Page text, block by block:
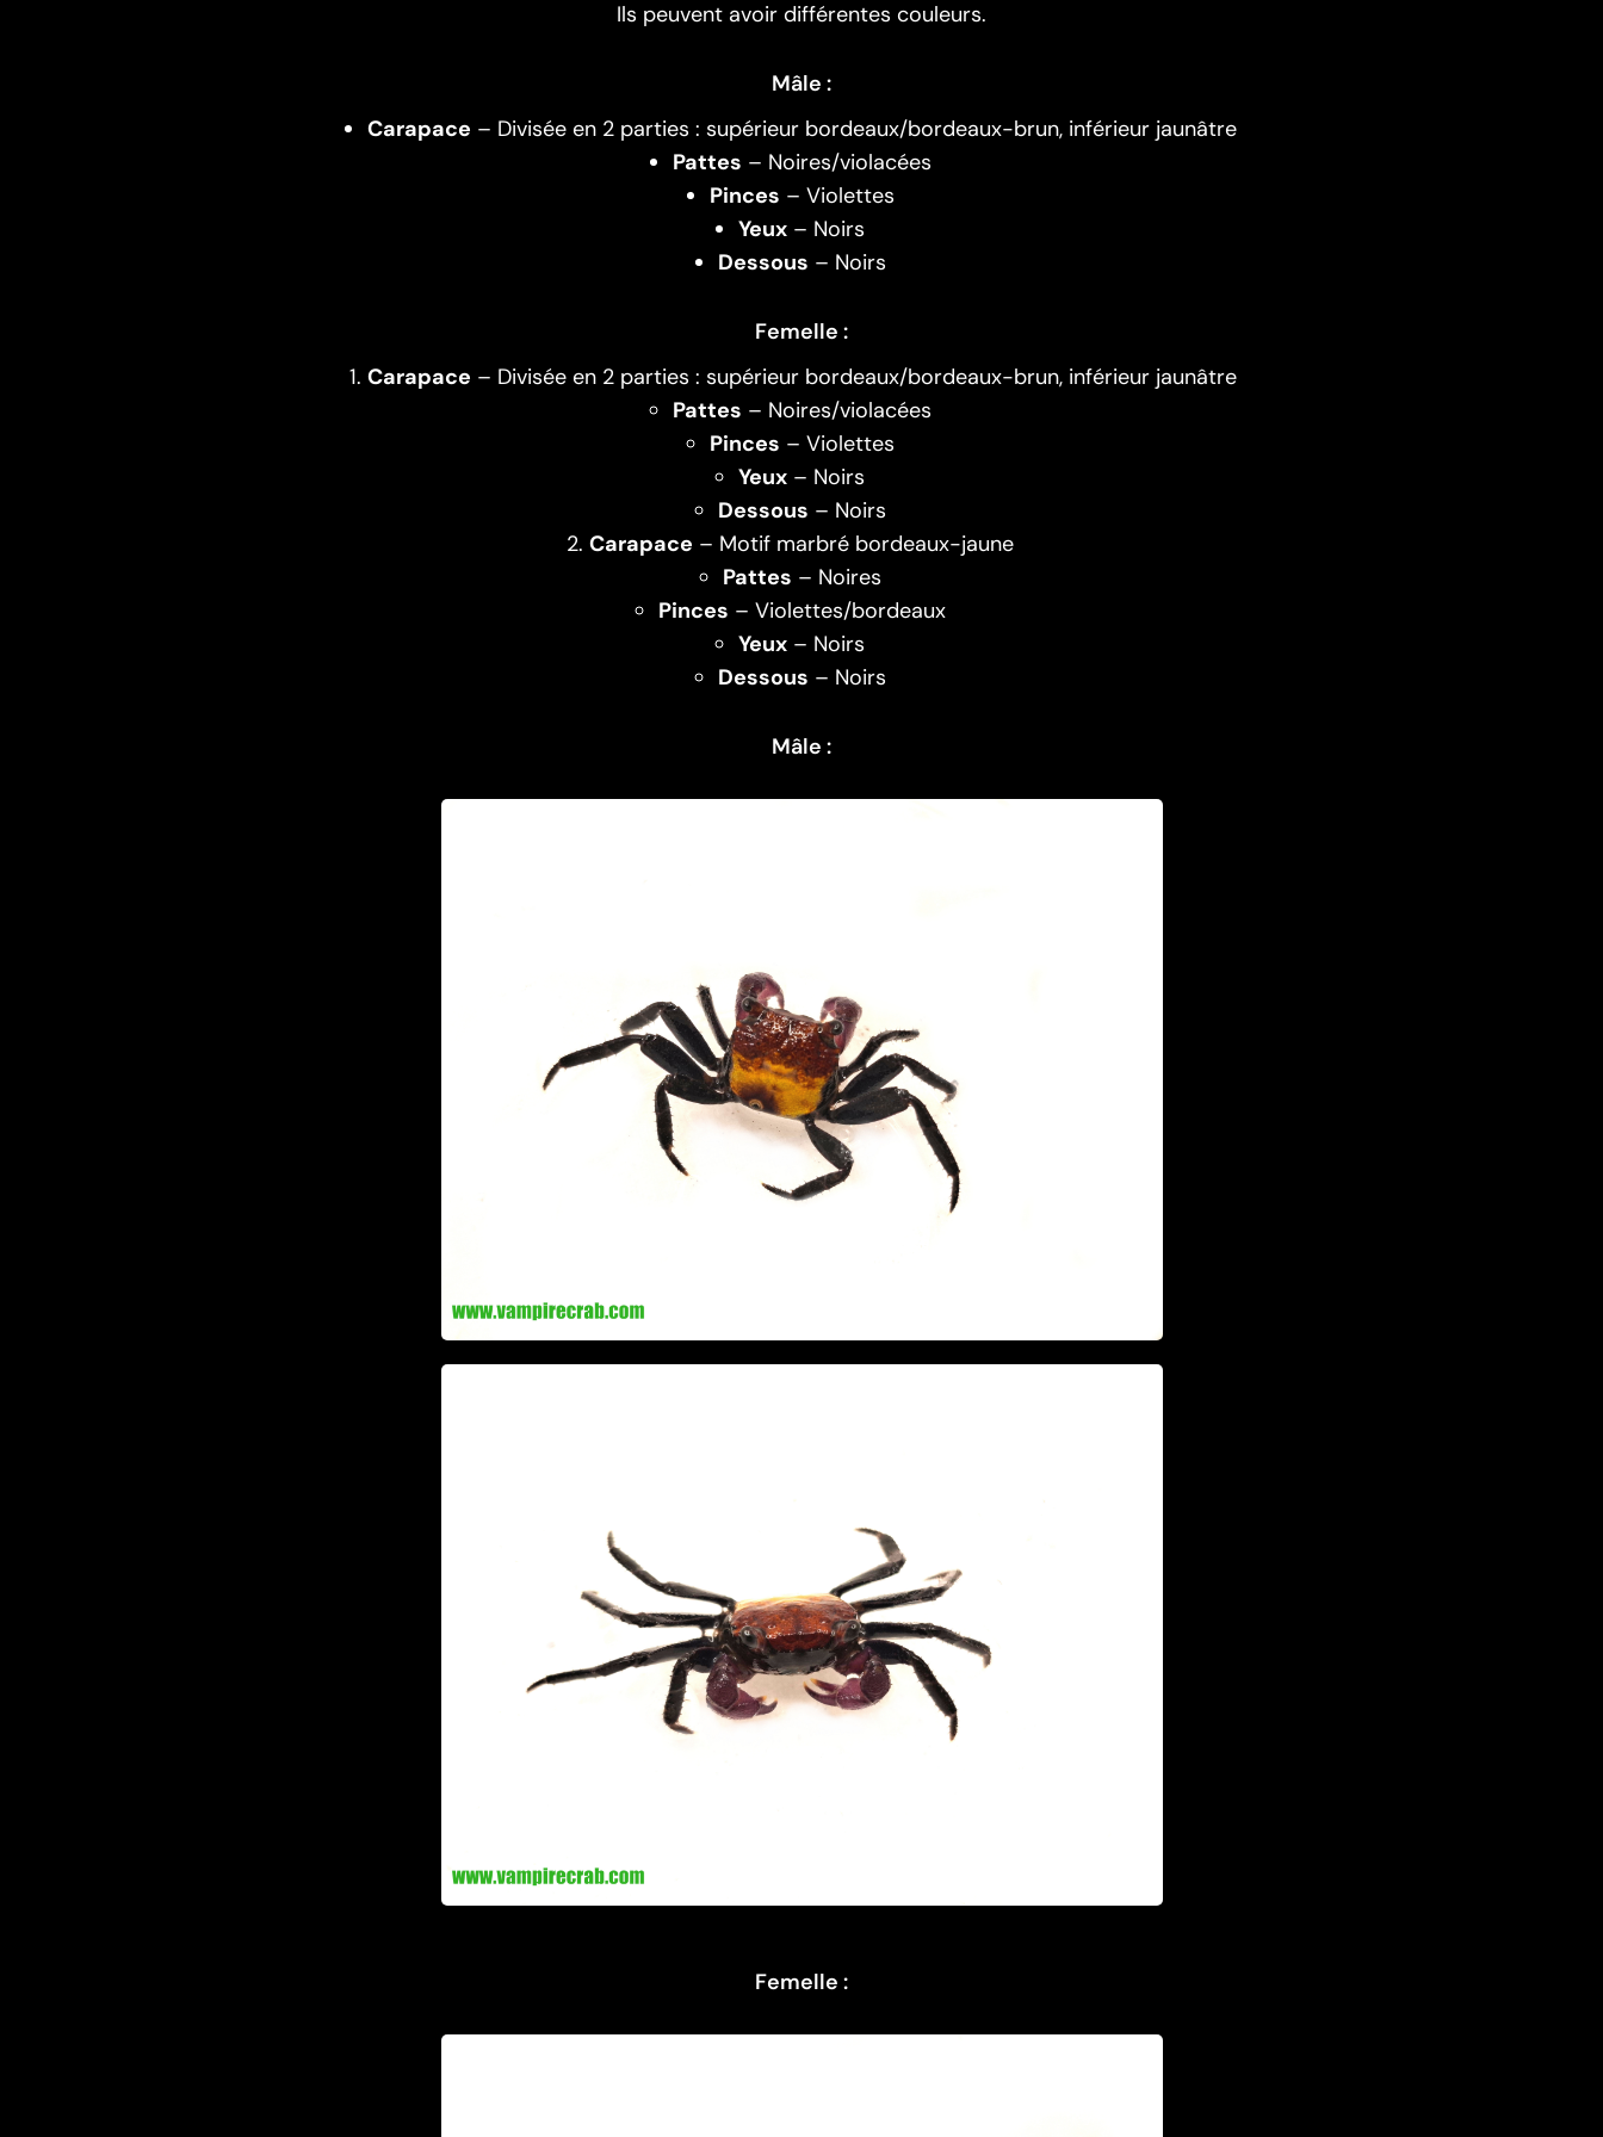
Ils peuvent avoir différentes couleurs.
Mâle :
Carapace – Divisée en 2 parties : supérieur bordeaux/bordeaux-brun, inférieur jaunâtre
Pattes – Noires/violacées
Pinces – Violettes
Yeux – Noirs
Dessous – Noirs
Femelle :
Carapace – Divisée en 2 parties : supérieur bordeaux/bordeaux-brun, inférieur jaunâtre
Pattes – Noires/violacées
Pinces – Violettes
Yeux – Noirs
Dessous – Noirs
Carapace – Motif marbré bordeaux-jaune
Pattes – Noires
Pinces – Violettes/bordeaux
Yeux – Noirs
Dessous – Noirs
Mâle :
Femelle :